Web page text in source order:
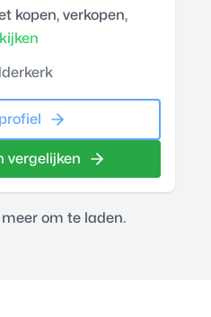
kopen, verkopen,
vergelijken
om te laden.